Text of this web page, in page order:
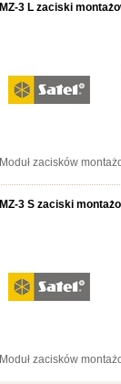
MZ-3 L zaciski
Moduł zacisków
MZ-3 S zaciski
Moduł zacisków